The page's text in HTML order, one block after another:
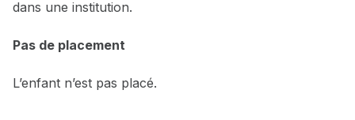
dans une institution.
Pas de placement
L’enfant n’est pas placé.